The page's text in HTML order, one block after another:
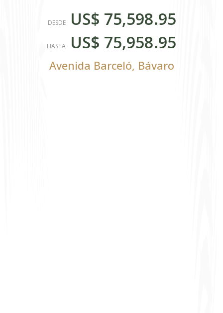
DESDE US$ 75,598.95
HASTA US$ 75,958.95
Avenida Barceló, Bávaro